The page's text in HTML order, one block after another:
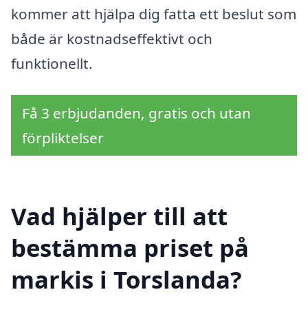
kommer att hjälpa dig fatta ett beslut som
både är kostnadseffektivt och
funktionellt.
Få 3 erbjudanden, gratis och utan
förpliktelser
Vad hjälper till att
bestämma priset på
markis i Torslanda?